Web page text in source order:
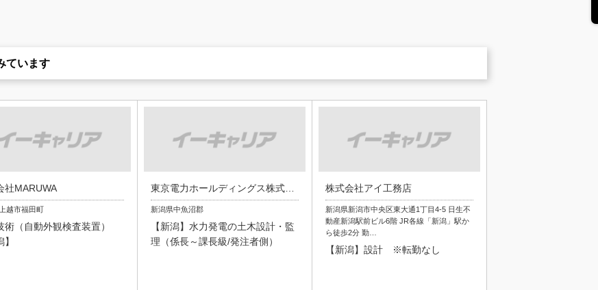
ています
社MARUWA
越市福田町
術（自動外観検査装置）
】
東京電力ホールディングス株式会社
新潟県中魚沼郡
【新潟】水力発電の土木設計・監
理（係長～課長級/発注者側）
株式会社アイ工務店
新潟県新潟市中央区東大通1丁目4-5 日生不
動産新潟駅前ビル6階 JR各線「新潟」駅か
ら徒歩2分 勤…
【新潟】設計 ※転勤なし